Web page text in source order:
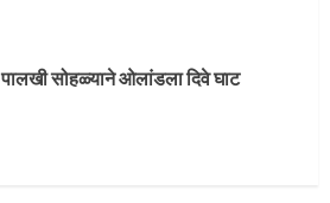
पुणेकरांकडून पालख्यांचे उत्साही स्वागत